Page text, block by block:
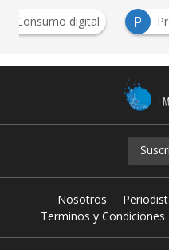
Consumo digital P
Nosotros
Terminos y Condiciones